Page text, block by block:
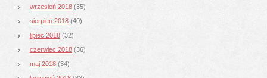
wrzesień 2018 (35)
sierpień 2018 (40)
lipiec 2018 (32)
czerwiec 2018 (36)
maj 2018 (34)